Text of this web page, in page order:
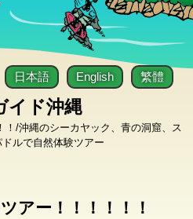
イド沖縄
/沖縄のシーカヤック、青の洞窟、ス
ルで自然体験ツアー
日本語 English 繁體
アー！！！！！！